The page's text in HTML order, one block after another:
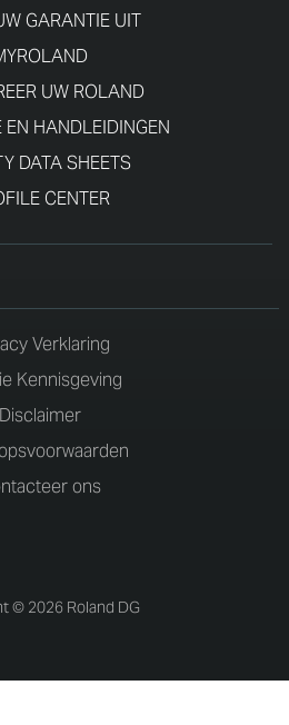
GARANTIE UIT
UW ROLAND
EN HANDLEIDINGEN
DATA SHEETS
CENTER
Verklaring
Kennisgeving
Disclaimer
ons
© 2026 Roland DG